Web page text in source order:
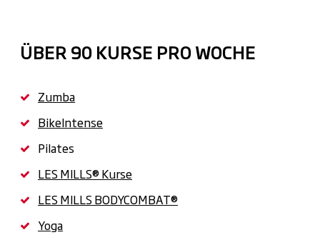
ÜBER 90 KURSE PRO WOCHE
Zumba
BikeIntense
Pilates
LES MILLS® Kurse
LES MILLS BODYCOMBAT®
Yoga